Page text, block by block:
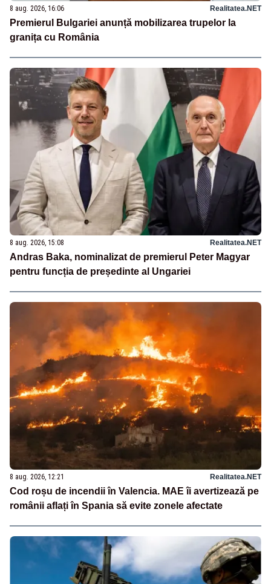
8 aug. 2026, 16:06 Realitatea.NET
Premierul Bulgariei anunță mobilizarea trupelor la
granița cu România
8 aug. 2026, 15:08 Realitatea.NET
Andras Baka, nominalizat de premierul Peter Magyar
pentru funcția de președinte al Ungariei
8 aug. 2026, 12:21 Realitatea.NET
Cod roșu de incendii în Valencia. MAE îi avertizează pe
românii aflați în Spania să evite zonele afectate